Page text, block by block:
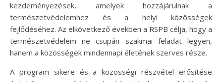
kezdeményezések, amelyek hozzájárulnak a
természetvédelemhez és a helyi közösségek
fejlődéséhez. Az elkövetkező években a RSPB célja, hogy a
természetvédelem ne csupán szakmai feladat legyen,
hanem a közösségek mindennapi életének szerves része.
A program sikere és a közösségi részvétel erősítése